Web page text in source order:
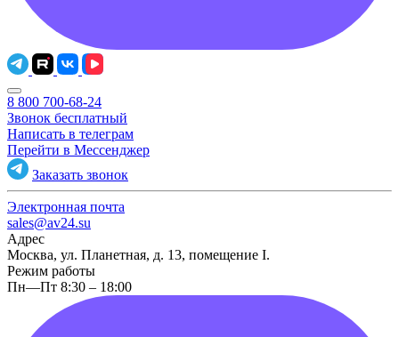
8 800 700-68-24
Звонок бесплатный
Написать в телеграм
Перейти в Мессенджер
Заказать звонок
Электронная почта
sales@av24.su
Адрес
Москва, ул. Планетная, д. 13, помещение I.
Режим работы
Пн—Пт 8:30 – 18:00